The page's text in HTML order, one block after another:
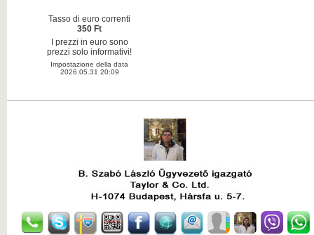
Tasso di euro correnti
350 Ft
I prezzi in euro sono
prezzi solo informativi!
Impostazione della data
2026.05.31 20:09